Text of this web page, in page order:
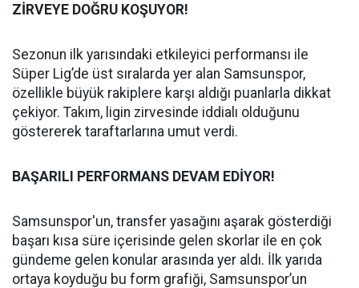
ZİRVEYE DOĞRU KOŞUYOR!
Sezonun ilk yarısındaki etkileyici performansı ile
Süper Lig’de üst sıralarda yer alan Samsunspor,
özellikle büyük rakiplere karşı aldığı puanlarla dikkat
çekiyor. Takım, ligin zirvesinde iddialı olduğunu
göstererek taraftarlarına umut verdi.
BAŞARILI PERFORMANS DEVAM EDİYOR!
Samsunspor'un, transfer yasağını aşarak gösterdiği
başarı kısa süre içerisinde gelen skorlar ile en çok
gündeme gelen konular arasında yer aldı. İlk yarıda
ortaya koyduğu bu form grafiği, Samsunspor’un